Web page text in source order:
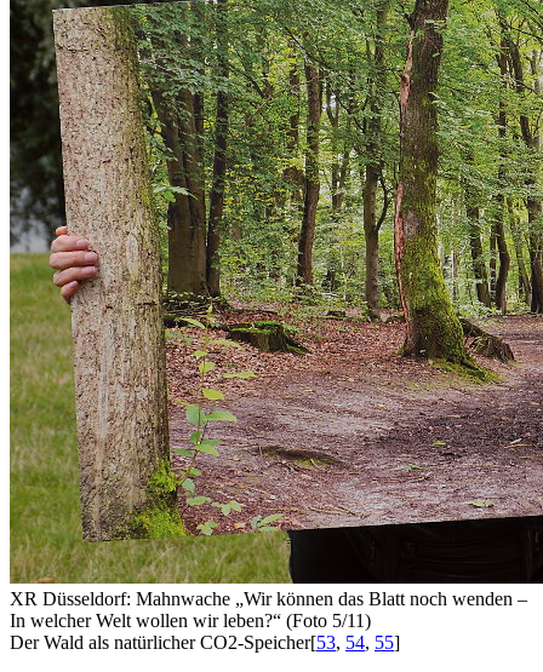
XR Düsseldorf: Mahnwache „Wir können das Blatt noch wenden –
In welcher Welt wollen wir leben?“ (Foto 5/11)
Der Wald als natürlicher CO2-Speicher[53, 54, 55]